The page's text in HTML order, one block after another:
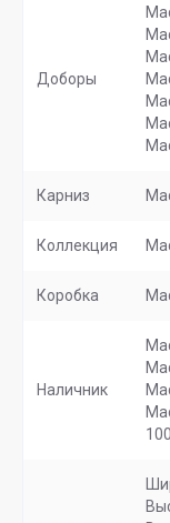
Доборы
Карниз
Коллекция
Коробка
Наличник